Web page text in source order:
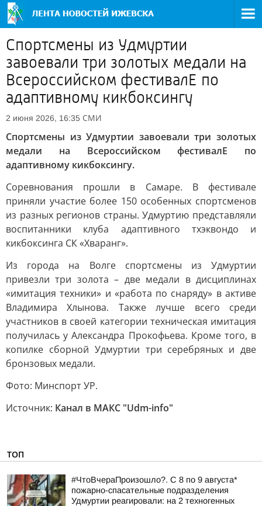
Спортсмены из Удмуртии
завоевали три золотых медали на
Всероссийском фестивалЕ по
адаптивному кикбоксингу
2 июня 2026, 16:35 СМИ
Спортсмены из Удмуртии завоевали три золотых
медали на Всероссийском фестивалЕ по
адаптивному кикбоксингу.
Соревнования прошли в Самаре. В фестивале
приняли участие более 150 особенных спортсменов
из разных регионов страны. Удмуртию представляли
воспитанники клуба адаптивного тхэквондо и
кикбоксинга СК «Хваранг».
Из города на Волге спортсмены из Удмуртии
привезли три золота – две медали в дисциплинах
«имитация техники» и «работа по снаряду» в активе
Владимира Хлынова. Также лучше всего среди
участников в своей категории техническая имитация
получилась у Александра Прокофьева. Кроме того, в
копилке сборной Удмуртии три серебряных и две
бронзовых медали.
Фото: Минспорт УР.
Источник: Канал в МАКС "Udm-info"
ТОП
#ЧтоВчераПроизошло?. С 8 по 9 августа*
пожарно-спасательные подразделения
Удмуртии реагировали: на 2 техногенных